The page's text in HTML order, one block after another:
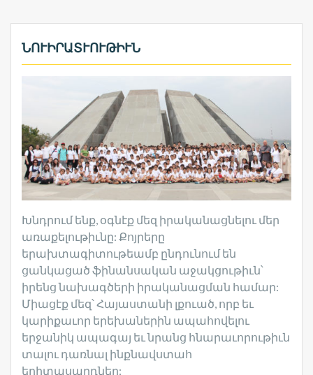
ՆՈՒԻՐԱՏՒՈՒԹԻՒՆ
Խնդրում ենք, օգնէք մեզ իրականացնելու մեր
առաքելութիւնը: Քոյրերը
երախտագիտութեամբ ընդունում են
ցանկացած ֆինանսական աջակցութիւն՝
իրենց նախագծերի իրականացման համար:
Միացէք մեզ՝ Հայաստանի լքուած, որբ եւ
կարիքաւոր երեխաներին ապահովելու
երջանիկ ապագայ եւ նրանց հնարաւորութիւն
տալու դառնալ ինքնավստահ
երիտասարդներ: